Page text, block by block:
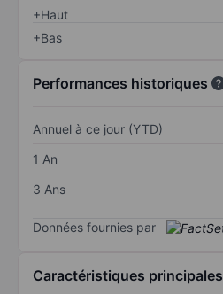
+Haut
+Bas
Performances historiques
Annuel à ce jour (YTD)
1 An
3 Ans
Données fournies par
Caractéristiques principales